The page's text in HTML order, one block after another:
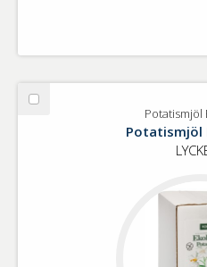
Välj
Potatismjöl
Potatismjöl